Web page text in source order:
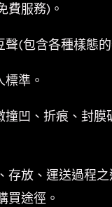
費服務)。
聲(包含各種樣態的
準。
撞凹、折痕、封膜
存放、運送過程
買途徑。